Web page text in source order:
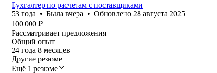
Бухгалтер по расчетам с поставщиками
53 года • Была вчера • Обновлено 28 августа 2025
100 000 ₽
Рассматривает предложения
Общий опыт
24 года 8 месяцев
Другие резюме
Ещё 1 резюме